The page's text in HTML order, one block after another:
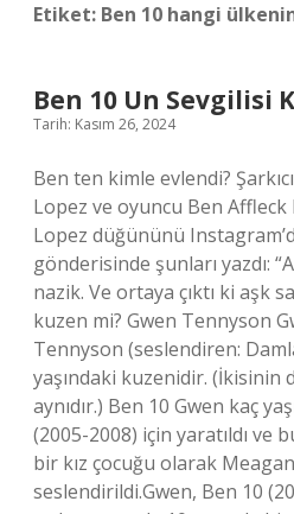
Etiket: Ben 10 hangi
Ben 10 Un Sevgilisi
Tarih: Kasım 26, 2024
Ben ten kimle evlendi?
Lopez ve oyuncu Ben Affleck
Lopez düğününü
gönderisinde şunları yazdı:
nazik. Ve ortaya çıktı ki aşk
kuzen mi? Gwen Tennyson
Tennyson (seslendiren:
yaşındaki kuzenidir. (İkisinin
aynıdır.) Ben 10 Gwen kaç
(2005-2008) için yaratıldı ve
bir kız çocuğu olarak
seslendirildi.Gwen, Ben 10